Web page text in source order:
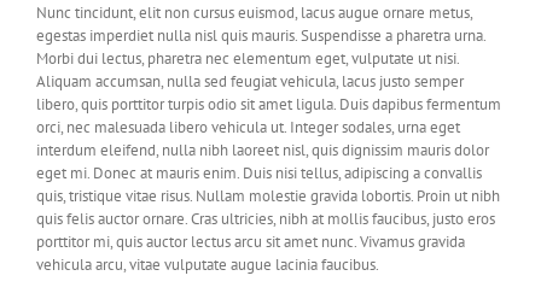
Nunc tincidunt, elit non cursus euismod, lacus augue ornare metus,
egestas imperdiet nulla nisl quis mauris. Suspendisse a pharetra urna.
Morbi dui lectus, pharetra nec elementum eget, vulputate ut nisi.
Aliquam accumsan, nulla sed feugiat vehicula, lacus justo semper
libero, quis porttitor turpis odio sit amet ligula. Duis dapibus fermentum
orci, nec malesuada libero vehicula ut. Integer sodales, urna eget
interdum eleifend, nulla nibh laoreet nisl, quis dignissim mauris dolor
eget mi. Donec at mauris enim. Duis nisi tellus, adipiscing a convallis
quis, tristique vitae risus. Nullam molestie gravida lobortis. Proin ut nibh
quis felis auctor ornare. Cras ultricies, nibh at mollis faucibus, justo eros
porttitor mi, quis auctor lectus arcu sit amet nunc. Vivamus gravida
vehicula arcu, vitae vulputate augue lacinia faucibus.